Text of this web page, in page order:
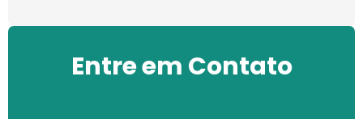
Entre em Contato